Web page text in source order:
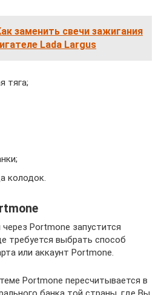
заменить свечи зажигания
Lada Largus
тяга;
колодок.
Portmone запустится
требуется выбрать способ
или аккаунт Portmone.
Portmone пересчитывается в